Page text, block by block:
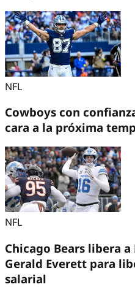
NFL
Cowboys con
cara a la próxima
NFL
Chicago Bears libera
Gerald Everett para
salarial